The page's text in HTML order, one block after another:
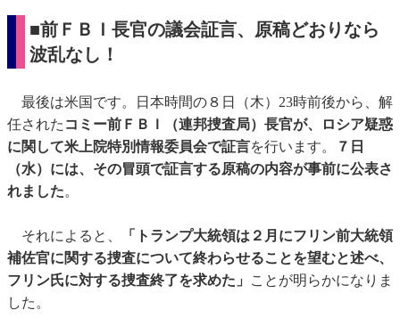
■前ＦＢＩ長官の議会証言、原稿どおりなら
波乱なし！
最後は米国です。日本時間の８日（木）23時前後から、解
任された コミー前ＦＢＩ（連邦捜査局）長官が、ロシア疑惑
に関して米上院特別情報委員会で証言を行います。
７日
（水）には、その冒頭で証言する原稿の内容が事前に公表さ
れました。
それによると、
「トランプ大統領は２月にフリン前大統領
補佐官に関する捜査について終わらせることを望むと述べ、
フリン氏に対する捜査終了を求めた」
ことが明らかになりま
した。